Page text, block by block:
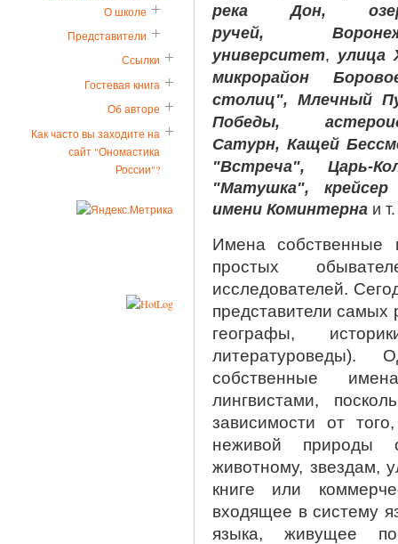
река Дон,
ручей,
университет, улица
микрорайон
столиц", Млечный
Победы,
Сатурн, Кащей
"Встреча", Царь-
"Матушка",
имени Коминтерна и
Имена собственные
простых
исследователей.
представители самых
географы,
собственные
лингвистами,
зависимости от
неживой природы
животному, звездам,
книге или
входящее в систему
языка, живущее
О школе
Представители
Ссылки
Гостевая книга
Об авторе
Как часто вы заходите на
сайт "Ономастика
России"?